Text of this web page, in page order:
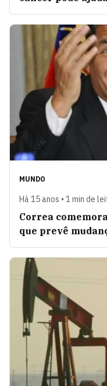
MUNDO
Há 15 anos • 1 min de
Correa
que prevê